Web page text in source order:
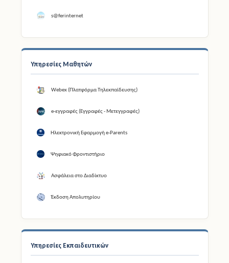
s@ferinternet
Υπηρεσίες Μαθητών
Webex (Πλατφόρμα Τηλεκπαίδευσης)
e-εγγραφές (Εγγραφές - Μετεγγραφές)
Ηλεκτρονική Εφαρμογή e-Parents
Ψηφιακό Φροντιστήριο
Ασφάλεια στο Διαδίκτυο
Έκδοση Απολυτηρίου
Υπηρεσίες Εκπαιδευτικών